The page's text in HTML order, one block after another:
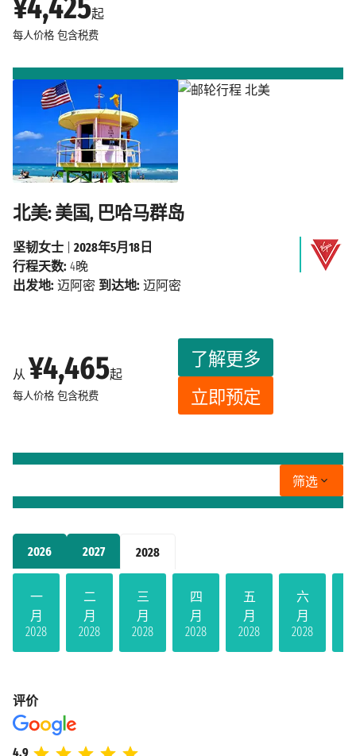
2026 2027 2028
一
月
2028
二
月
2028
三
月
2028
四
月
2028
五
月
2028
六
月
2028
¥4,425起
每人价格 包含税费
北美: 美国, 巴哈马群岛
从 ¥4,465起
每人价格 包含税费
了解更多
立即预定
坚韧女士
2028年5月18日
行程天数: 4晚
出发地: 迈阿密 到达地: 迈阿密
筛选
评价
4.9